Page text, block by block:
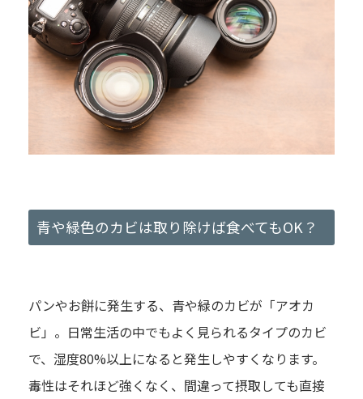
青や緑色のカビは取り除けば食べてもOK？
パンやお餅に発生する、青や緑のカビが「アオカ
ビ」。日常生活の中でもよく見られるタイプのカビ
で、湿度80%以上になると発生しやすくなります。
毒性はそれほど強くなく、間違って摂取しても直接